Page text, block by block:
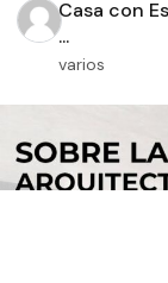
Casa con
...
varios